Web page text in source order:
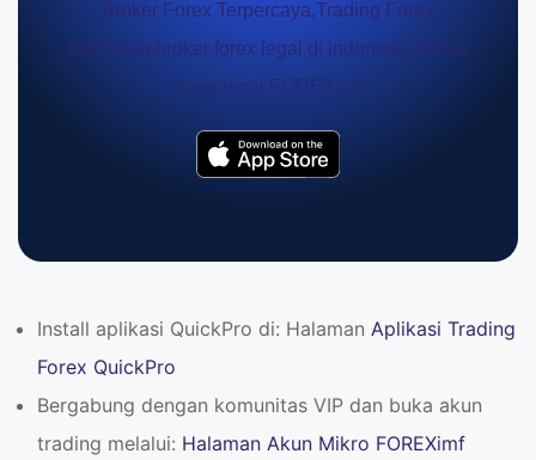
Install aplikasi QuickPro di: Halaman Aplikasi Trading
Forex QuickPro
Bergabung dengan komunitas VIP dan buka akun
trading melalui: Halaman Akun Mikro FOREXimf